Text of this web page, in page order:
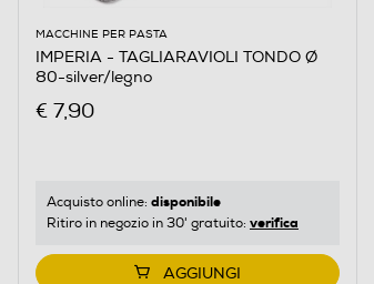
MACCHINE PER PASTA
IMPERIA - TAGLIARAVIOLI TONDO Ø
80-silver/legno
€ 7,90
Acquisto online: disponibile
Ritiro in negozio in 30' gratuito: verifica
AGGIUNGI